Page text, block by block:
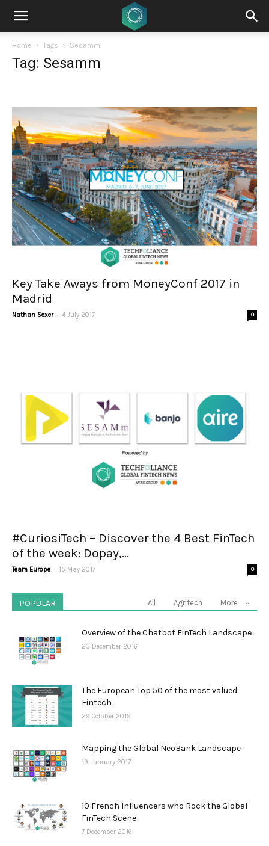
Home Tags Sesamm
Tag: Sesamm
Key Take Aways from MoneyConf 2017 in
Madrid
Nathan Sexer - 4 July 2017 0
#CuriosiTech – Discover the 4 Best FinTech
of the week: Dopay,...
Team Europe - 15 May 2017 0
POPULAR All Agritech More
Overview of the Chatbot FinTech Landscape
23 December 2016
The European Top 50 of the most valued
Fintech
29 October 2019
Mapping the Global NeoBank Landscape
19 January 2017
10 French Influencers who Rock the Global
FinTech Scene
7 December 2016